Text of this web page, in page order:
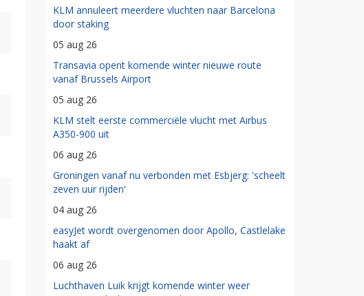
KLM annuleert meerdere vluchten naar Barcelona
door staking
05 aug 26
Transavia opent komende winter nieuwe route
vanaf Brussels Airport
05 aug 26
KLM stelt eerste commerciële vlucht met Airbus
A350-900 uit
06 aug 26
Groningen vanaf nu verbonden met Esbjerg: 'scheelt
zeven uur rijden'
04 aug 26
easyJet wordt overgenomen door Apollo, Castlelake
haakt af
06 aug 26
Luchthaven Luik krijgt komende winter weer